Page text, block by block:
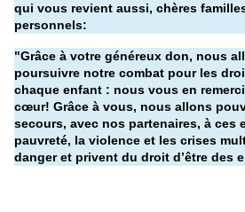
qui vous revient aussi, chères
personnels:
"Grâce à votre généreux don, nous
poursuivre notre combat pour les
chaque enfant : nous vous en
cœur! Grâce à vous, nous allons
secours, avec nos partenaires, à ces
pauvreté, la violence et les crises
danger et privent du droit d’être des